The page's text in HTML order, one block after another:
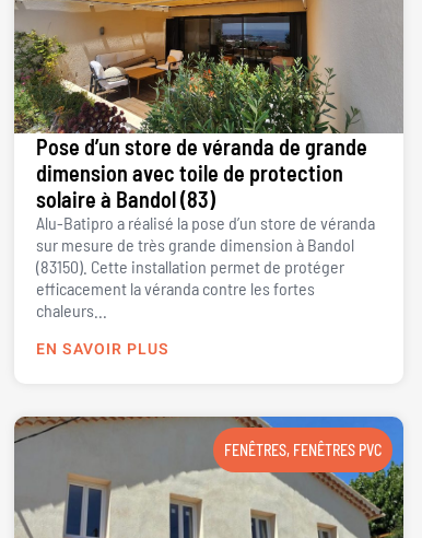
Pose d’un store de véranda de grande
dimension avec toile de protection
solaire à Bandol (83)
Alu-Batipro a réalisé la pose d’un store de véranda
sur mesure de très grande dimension à Bandol
(83150). Cette installation permet de protéger
efficacement la véranda contre les fortes
chaleurs...
EN SAVOIR PLUS
FENÊTRES, FENÊTRES PVC